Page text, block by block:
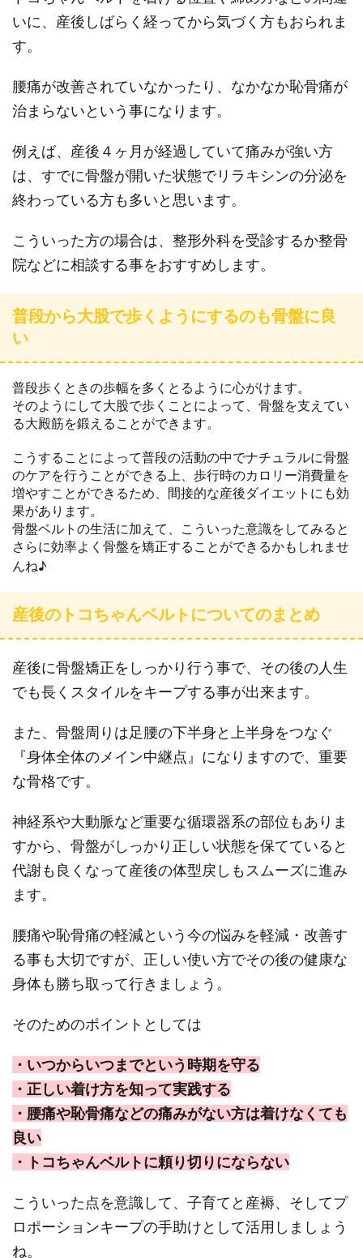
いに、産後しばらく経ってから気づく方もおられま
す。
腰痛が改善されていなかったり、なかなか恥骨痛が
治まらないという事になります。
例えば、産後４ヶ月が経過していて痛みが強い方
は、すでに骨盤が開いた状態でリラキシンの分泌を
終わっている方も多いと思います。
こういった方の場合は、整形外科を受診するか整骨
院などに相談する事をおすすめします。
普段から大股で歩くようにするのも骨盤に良
い
普段歩くときの歩幅を多くとるように心がけます。
そのようにして大股で歩くことによって、骨盤を支えてい
る大殿筋を鍛えることができます。
こうすることによって普段の活動の中でナチュラルに骨盤
のケアを行うことができる上、歩行時のカロリー消費量を
増やすことができるため、間接的な産後ダイエットにも効
果があります。
骨盤ベルトの生活に加えて、こういった意識をしてみると
さらに効率よく骨盤を矯正することができるかもしれませ
んね♪
産後のトコちゃんベルトについてのまとめ
産後に骨盤矯正をしっかり行う事で、その後の人生
でも長くスタイルをキープする事が出来ます。
また、骨盤周りは足腰の下半身と上半身をつなぐ
『身体全体のメイン中継点』になりますので、重要
な骨格です。
神経系や大動脈など重要な循環器系の部位もありま
すから、骨盤がしっかり正しい状態を保てていると
代謝も良くなって産後の体型戻しもスムーズに進み
ます。
腰痛や恥骨痛の軽減という今の悩みを軽減・改善す
る事も大切ですが、正しい使い方でその後の健康な
身体も勝ち取って行きましょう。
そのためのポイントとしては
・いつからいつまでという時期を守る
・正しい着け方を知って実践する
・腰痛や恥骨痛などの痛みがない方は着けなくても
良い
・トコちゃんベルトに頼り切りにならない
こういった点を意識して、子育てと産褥、そしてプ
ロポーションキープの手助けとして活用しましょう
ね。